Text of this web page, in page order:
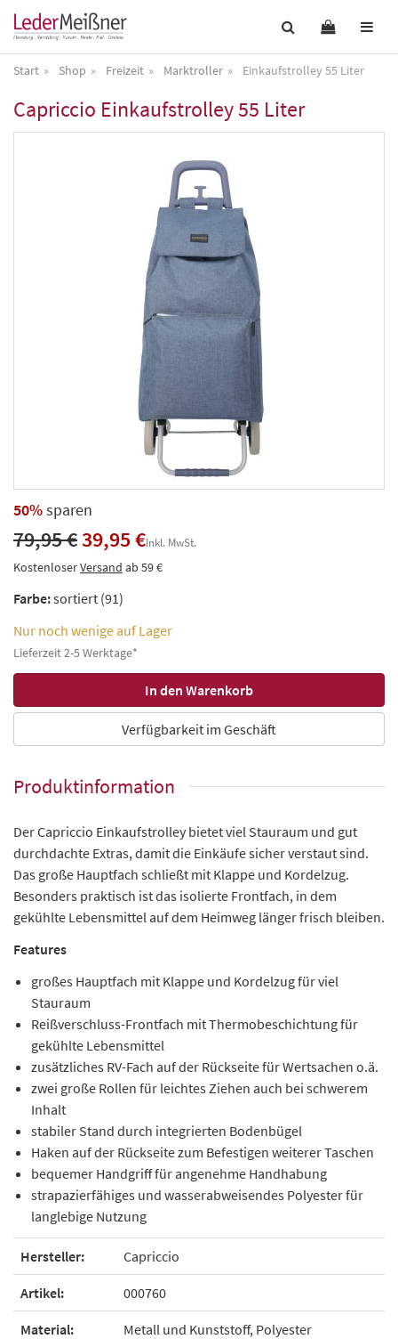
Start Shop Freizeit Marktroller Einkaufstrolley 55 Liter
Capriccio Einkaufstrolley 55 Liter
50%sparen
79,95 €39,95 €Inkl. MwSt.
KostenloserVersand ab 59 €
Farbe:sortiert (91)
Nur noch wenige auf Lager
Lieferzeit 2-5 Werktage*
Verfügbarkeit im Geschäft
Produktinformation
Der Capriccio Einkaufstrolley bietet viel Stauraum und gut
durchdachte Extras, damit die Einkäufe sicher verstaut sind.
Das große Hauptfach schließt mit Klappe und Kordelzug.
Besonders praktisch ist das isolierte Frontfach, in dem
gekühlte Lebensmittel auf dem Heimweg länger frisch bleiben.
Features
großes Hauptfach mit Klappe und Kordelzug für viel
Stauraum
Reißverschluss-Frontfach mit Thermobeschichtung für
gekühlte Lebensmittel
zusätzliches RV-Fach auf der Rückseite für Wertsachen o.ä.
zwei große Rollen für leichtes Ziehen auch bei schwerem
Inhalt
stabiler Stand durch integrierten Bodenbügel
Haken auf der Rückseite zum Befestigen weiterer Taschen
bequemer Handgriff für angenehme Handhabung
strapazierfähiges und wasserabweisendes Polyester für
langlebige Nutzung
Hersteller: Capriccio
Artikel: 000760
Material: Metall und Kunststoff, Polyester